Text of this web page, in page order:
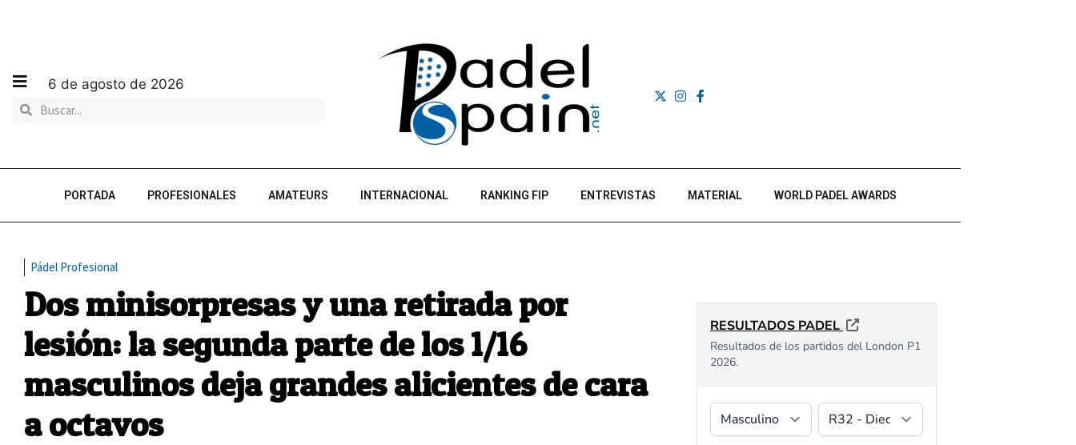
6 de agosto de 2026
PORTADA PROFESIONALES AMATEURS INTERNACIONAL RANKING FIP ENTREVISTAS MATERIAL WORLD PADEL AWARDS
Pádel Profesional
Dos minisorpresas y una retirada por
lesión: la segunda parte de los 1/16
masculinos deja grandes alicientes de cara
a octavos